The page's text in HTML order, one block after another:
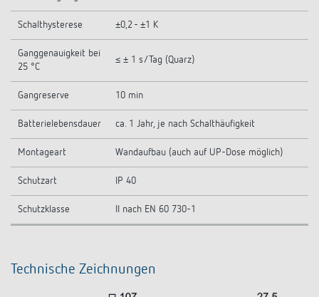
Schalthysterese ±0,2 - ±1 K
Ganggenauigkeit bei
25 °C
≤ ± 1 s/Tag (Quarz)
Gangreserve 10 min
Batterielebensdauer ca. 1 Jahr, je nach Schalthäufigkeit
Montageart Wandaufbau (auch auf UP-Dose möglich)
Schutzart IP 40
Schutzklasse II nach EN 60 730-1
Technische Zeichnungen